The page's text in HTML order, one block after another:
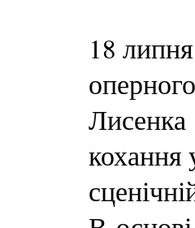
18
Лисенка
кохання